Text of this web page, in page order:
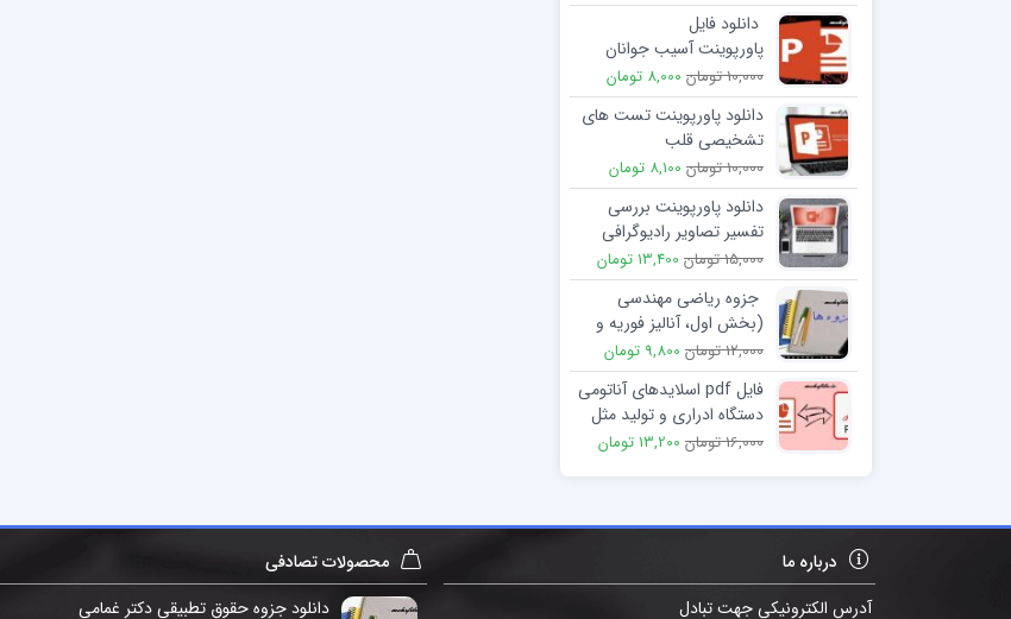
دانلود فایل
پاورپوینت آسيب جوانان
10,000 تومان 8,000 تومان
دانلود پاورپوینت تست های
تشخیصی قلب
10,000 تومان 8,100 تومان
دانلود پاورپوینت بررسی
تفسیر تصاویر رادیوگرافی
15,000 تومان 13,400 تومان
جزوه ریاضی مهندسی
(بخش اول، آنالیز فوریه و
معادلات با مشتقات جزئی)
12,000 تومان 9,800 تومان
فایل pdf اسلایدهای آناتومی
دستگاه ادراری و تولید مثل
16,000 تومان 13,200 تومان
درباره ما
آدرس الکترونیکی جهت تبادل
محصولات تصادفی
دانلود جزوه حقوق تطبیقی دکتر غمامی